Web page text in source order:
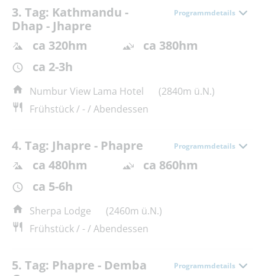
3. Tag: Kathmandu -
Dhap - Jhapre
Programmdetails
ca 320hm
ca 380hm
ca 2-3h
Numbur View Lama Hotel
(2840m ü.N.)
Frühstück / - / Abendessen
4. Tag: Jhapre - Phapre Programmdetails
ca 480hm
ca 860hm
ca 5-6h
Sherpa Lodge
(2460m ü.N.)
Frühstück / - / Abendessen
5. Tag: Phapre - Demba
Programmdetails